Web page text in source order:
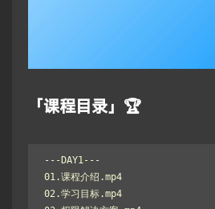
「课程目录」🏆
---DAY1---
01.课程介绍.mp4
02.学习目标.mp4